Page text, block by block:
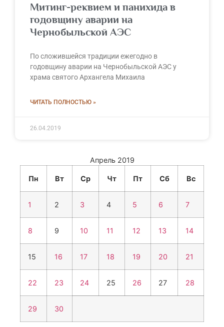
Митинг-реквием и панихида в
годовщину аварии на
Чернобыльской АЭС
По сложившейся традиции ежегодно в
годовщину аварии на Чернобыльской АЭС у
храма святого Архангела Михаила
ЧИТАТЬ ПОЛНОСТЬЮ »
26.04.2019
Апрель 2019
Пн Вт Ср Чт Пт Сб Вс
1 2 3 4 5 6 7
8 9 10 11 12 13 14
15 16 17 18 19 20 21
22 23 24 25 26 27 28
29 30